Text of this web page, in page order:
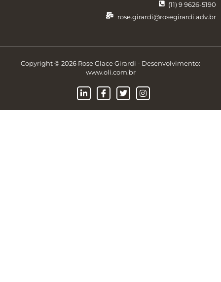
(11) 9 9626-5190
rose.girardi@rosegirardi.adv.br
Copyright © 2026 Rose Glace Girardi - Desenvolvimento:
www.oli.com.br